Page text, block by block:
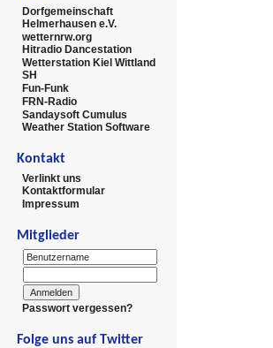
Dorfgemeinschaft
Helmerhausen e.V.
wetternrw.org
Hitradio Dancestation
Wetterstation Kiel Wittland
SH
Fun-Funk
FRN-Radio
Sandaysoft Cumulus
Weather Station Software
Kontakt
Verlinkt uns
Kontaktformular
Impressum
Mitglieder
Passwort vergessen?
Folge uns auf Twitter